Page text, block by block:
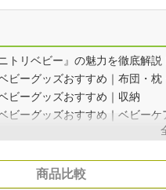
トリベビー』の魅力を徹底解説
ビーグッズおすすめ｜布団・枕
ビーグッズおすすめ｜収納
ビーグッズおすすめ｜ベビーケ
商品比較